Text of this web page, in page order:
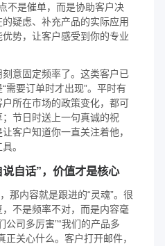
不是催单，而是协助客户决
疑虑、补充产品的实际应用
势，让客户感受到你的专业
意固定频率了。这类客户已
需要订单时才出现”。平时有
所在市场的政策变化，都可
节日时送上一句真诚的祝
客户知道你一直关注着他，
。
自话”，价值才是核心
那内容就是跟进的“灵魂”。很
不是频率不对，而是内容毫
司多厉害”“我们的产品多
正关心什么。客户打开邮件，